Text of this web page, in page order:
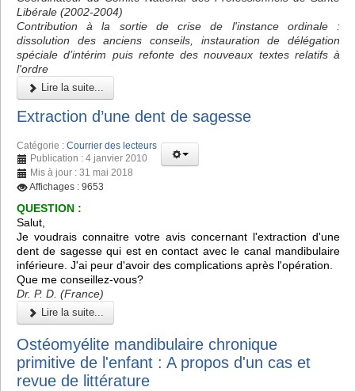
Libérale (2002-2004)
Contribution à la sortie de crise de l'instance ordinale :
dissolution des anciens conseils, instauration de délégation
spéciale d’intérim puis refonte des nouveaux textes relatifs à
l'ordre
Lire la suite...
Extraction d’une dent de sagesse
Catégorie : Courrier des lecteurs
Publication : 4 janvier 2010
Mis à jour : 31 mai 2018
Affichages : 9653
QUESTION :
Salut,
Je voudrais connaitre votre avis concernant l'extraction d'une
dent de sagesse qui est en contact avec le canal mandibulaire
inférieure. J'ai peur d'avoir des complications après l'opération.
Que me conseillez-vous?
Dr. P. D. (France)
Lire la suite...
Ostéomyélite mandibulaire chronique
primitive de l'enfant : A propos d'un cas et
revue de littérature